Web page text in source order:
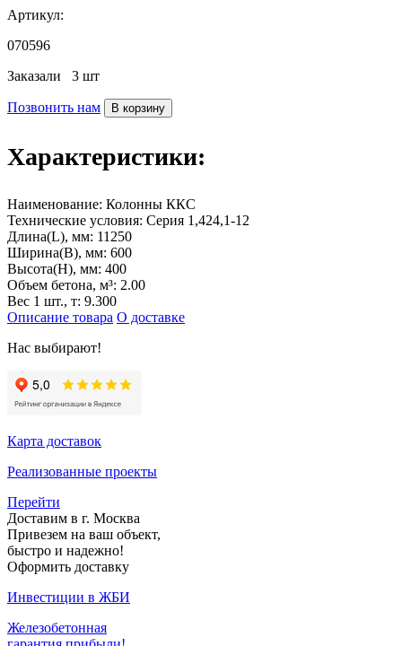
Артикул:
070596
Заказали 3 шт
Позвонить нам В корзину
Характеристики:
Наименование: Колонны ККС
Технические условия: Серия 1,424,1-12
Длина(L), мм: 11250
Ширина(B), мм: 600
Высота(H), мм: 400
Объем бетона, м³: 2.00
Вес 1 шт., т: 9.300
Описание товара О доставке
Нас выбирают!
Карта доставок
Реализованные проекты
Перейти
Доставим в г. Москва
Привезем на ваш объект,
быстро и надежно!
Оформить доставку
Инвестиции в ЖБИ
Железобетонная